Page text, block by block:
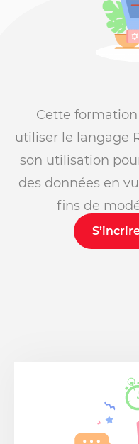
Cette
utiliser le langage
son utilisation
des données en
fins de